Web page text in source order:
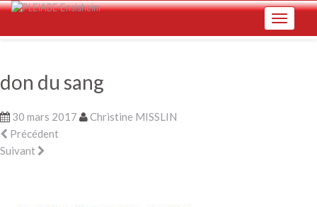
Skip
Toggle
don du sang
30 mars 2017
Christine MISSLIN
Précédent
Suivant